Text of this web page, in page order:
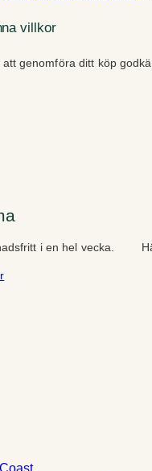
villkor
att genomföra ditt köp
i en hel vecka.